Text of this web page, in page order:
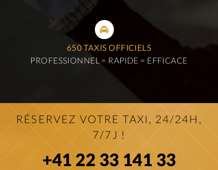
650 TAXIS OFFICIELS
PROFESSIONNEL = RAPIDE = EFFICACE
RÉSERVEZ VOTRE TAXI, 24/24H,
7/7J !
+41 22 33 141 33